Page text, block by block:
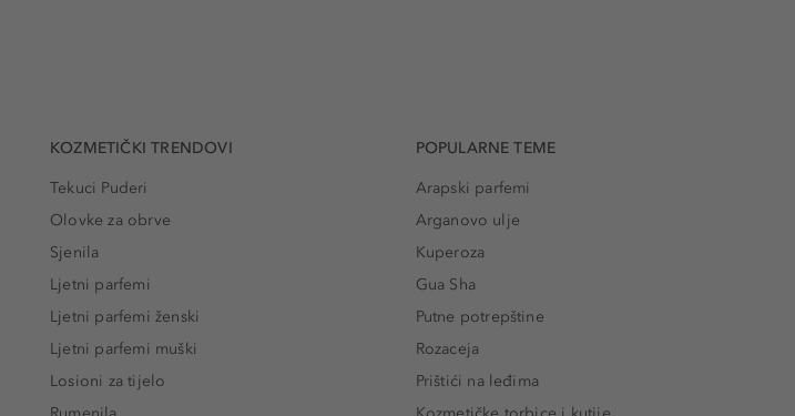
KOZMETIČKI TRENDOVI
Tekuci Puderi
Olovke za obrve
Sjenila
Ljetni parfemi
Ljetni parfemi ženski
Ljetni parfemi muški
Losioni za tijelo
POPULARNE TEME
Arapski parfemi
Arganovo ulje
Kuperoza
Gua Sha
Putne potrepštine
Rozaceja
Prištići na leđima